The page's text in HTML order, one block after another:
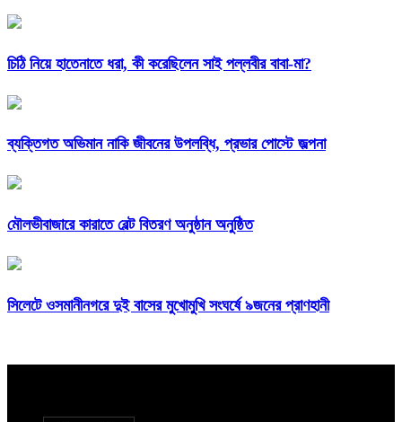
চিঠি নিয়ে হাতেনাতে ধরা, কী করেছিলেন সাই পল্লবীর বাবা-মা?
ব্যক্তিগত অভিমান নাকি জীবনের উপলব্ধি, প্রভার পোস্টে জল্পনা
মৌলভীবাজারে কারাতে বেল্ট বিতরণ অনুষ্ঠান অনুষ্ঠিত
সিলেটে ওসমানীনগরে দুই বাসের মুখোমুখি সংঘর্ষে ৯জনের প্রাণহানী